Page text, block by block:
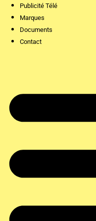
Publicité Télé
Marques
Documents
Contact